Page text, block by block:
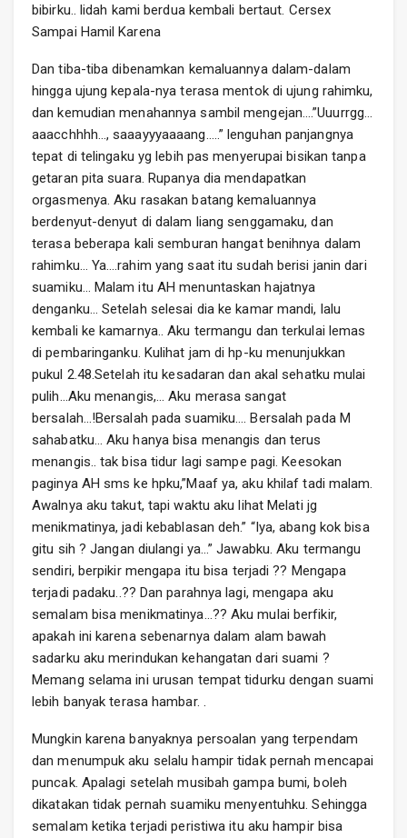
bibirku.. lidah kami berdua kembali bertaut. Cersex
Sampai Hamil Karena
Dan tiba-tiba dibenamkan kemaluannya dalam-dalam
hingga ujung kepala-nya terasa mentok di ujung rahimku,
dan kemudian menahannya sambil mengejan….”Uuurrgg…
aaacchhhh…, saaayyyaaaang…..” lenguhan panjangnya
tepat di telingaku yg lebih pas menyerupai bisikan tanpa
getaran pita suara. Rupanya dia mendapatkan
orgasmenya. Aku rasakan batang kemaluannya
berdenyut-denyut di dalam liang senggamaku, dan
terasa beberapa kali semburan hangat benihnya dalam
rahimku… Ya….rahim yang saat itu sudah berisi janin dari
suamiku… Malam itu AH menuntaskan hajatnya
denganku… Setelah selesai dia ke kamar mandi, lalu
kembali ke kamarnya.. Aku termangu dan terkulai lemas
di pembaringanku. Kulihat jam di hp-ku menunjukkan
pukul 2.48.Setelah itu kesadaran dan akal sehatku mulai
pulih…Aku menangis,… Aku merasa sangat
bersalah…!Bersalah pada suamiku…. Bersalah pada M
sahabatku… Aku hanya bisa menangis dan terus
menangis.. tak bisa tidur lagi sampe pagi. Keesokan
paginya AH sms ke hpku,”Maaf ya, aku khilaf tadi malam.
Awalnya aku takut, tapi waktu aku lihat Melati jg
menikmatinya, jadi kebablasan deh.” “Iya, abang kok bisa
gitu sih ? Jangan diulangi ya…” Jawabku. Aku termangu
sendiri, berpikir mengapa itu bisa terjadi ?? Mengapa
terjadi padaku..?? Dan parahnya lagi, mengapa aku
semalam bisa menikmatinya…?? Aku mulai berfikir,
apakah ini karena sebenarnya dalam alam bawah
sadarku aku merindukan kehangatan dari suami ?
Memang selama ini urusan tempat tidurku dengan suami
lebih banyak terasa hambar. .
Mungkin karena banyaknya persoalan yang terpendam
dan menumpuk aku selalu hampir tidak pernah mencapai
puncak. Apalagi setelah musibah gampa bumi, boleh
dikatakan tidak pernah suamiku menyentuhku. Sehingga
semalam ketika terjadi peristiwa itu aku hampir bisa